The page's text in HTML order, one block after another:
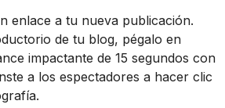
enlace a tu nueva publicación.
de tu blog, pégalo en
impactante de 15 segundos con
a los espectadores a hacer clic